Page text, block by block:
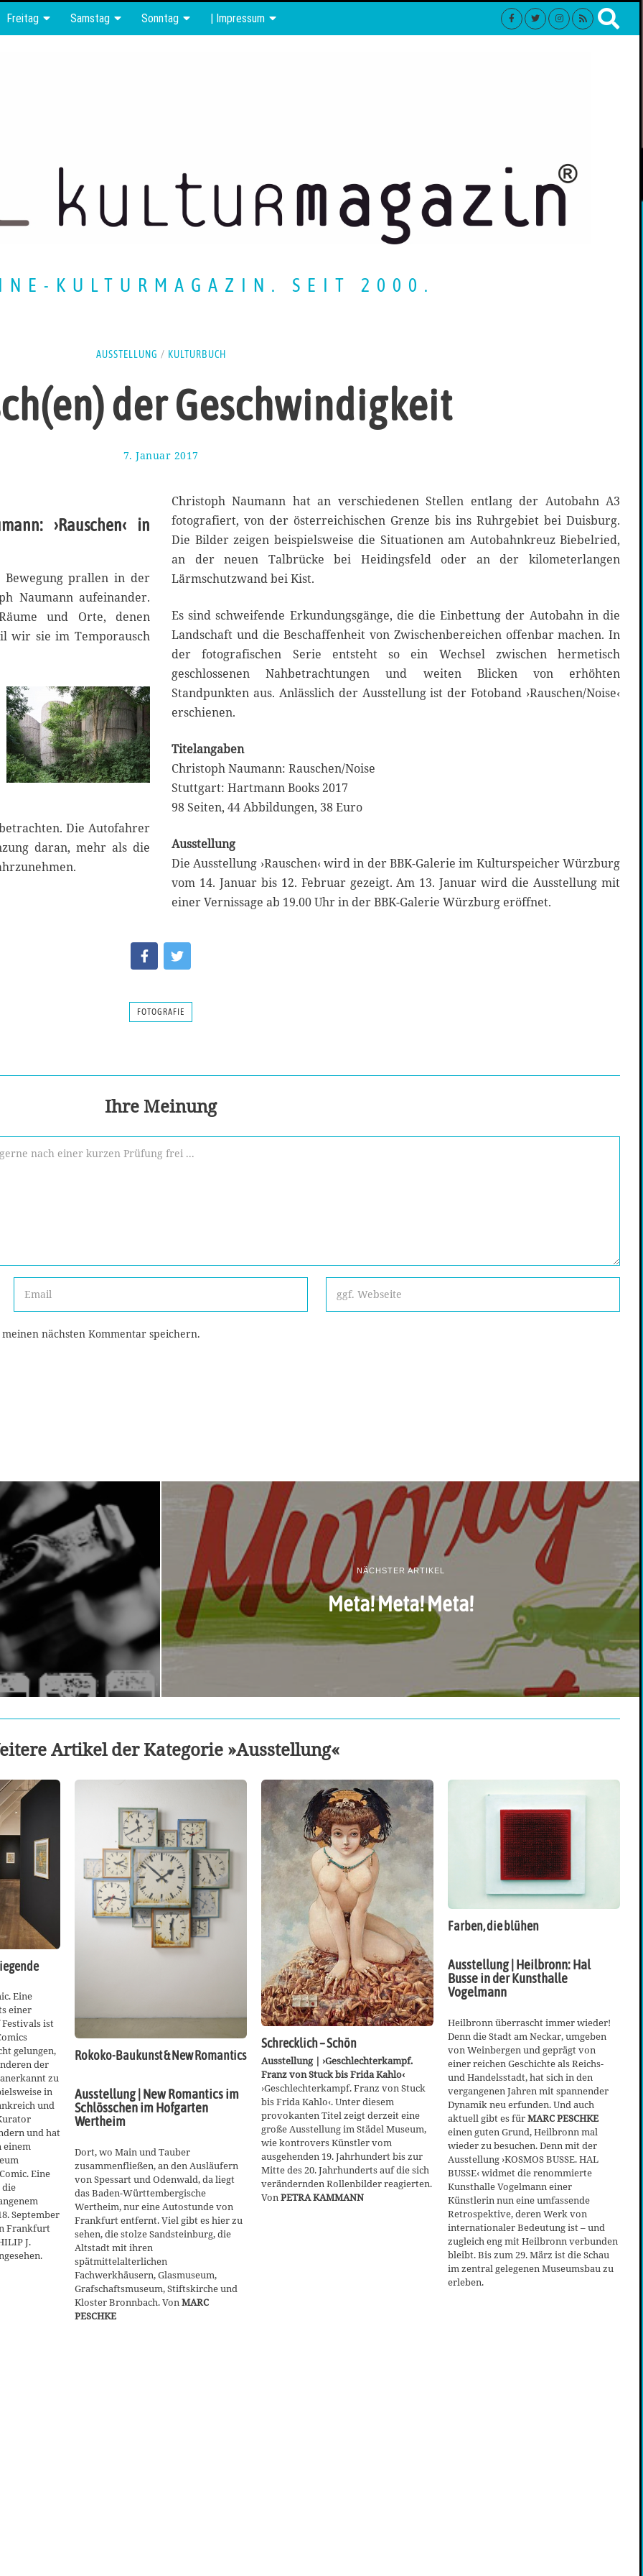
Freitag Samstag Sonntag | Impressum
KULTURMAGAZIN. SEIT 2000.
AUSSTELLUNG / KULTURBUCH
der Geschwindigkeit
7. Januar 2017
J
n
u
a
2
1
›Rauschen‹ in
Bewegung prallen in der
Naumann aufeinander.
und Orte, denen
wir sie im Temporausch
Die Autofahrer
daran, mehr als die
Christoph Naumann hat an verschiedenen Stellen entlang der Autobahn A3
fotografiert, von der österreichischen Grenze bis ins Ruhrgebiet bei Duisburg.
Die Bilder zeigen beispielsweise die Situationen am Autobahnkreuz Biebelried,
an der neuen Talbrücke bei Heidingsfeld oder an der kilometerlangen
Lärmschutzwand bei Kist.
Es sind schweifende Erkundungsgänge, die die Einbettung der Autobahn in die
Landschaft und die Beschaffenheit von Zwischenbereichen offenbar machen. In
der fotografischen Serie entsteht so ein Wechsel zwischen hermetisch
geschlossenen Nahbetrachtungen und weiten Blicken von erhöhten
Standpunkten aus. Anlässlich der Ausstellung ist der Fotoband ›Rauschen/Noise‹
erschienen.
Titelangaben
Christoph Naumann: Rauschen/Noise
Stuttgart: Hartmann Books 2017
98 Seiten, 44 Abbildungen, 38 Euro
Ausstellung
Die Ausstellung ›Rauschen‹ wird in der BBK-Galerie im Kulturspeicher Würzburg
vom 14. Januar bis 12. Februar gezeigt. Am 13. Januar wird die Ausstellung mit
einer Vernissage ab 19.00 Uhr in der BBK-Galerie Würzburg eröffnet.
FOTOGRAFIE
Ihre Meinung
nächsten Kommentar speichern.
NÄCHSTER ARTIKEL
Meta! Meta! Meta!
Artikel der Kategorie »Ausstellung«
Eine
einer
ist
gelungen,
der
zu
in
und
und hat
einem
Eine
die
September
Frankfurt
J.
Rokoko-Baukunst & New Romantics
Ausstellung | New Romantics im
Schlösschen im Hofgarten
Wertheim
Dort, wo Main und Tauber
zusammenfließen, an den Ausläufern
von Spessart und Odenwald, da liegt
das Baden-Württembergische
Wertheim, nur eine Autostunde von
Frankfurt entfernt. Viel gibt es hier zu
sehen, die stolze Sandsteinburg, die
Altstadt mit ihren
spätmittelalterlichen
Fachwerkhäusern, Glasmuseum,
Grafschaftsmuseum, Stiftskirche und
Kloster Bronnbach. VonMARC
PESCHKE
Schrecklich – Schön
Ausstellung | ›Geschlechterkampf.
Franz von Stuck bis Frida Kahlo‹
›Geschlechterkampf. Franz von Stuck
bis Frida Kahlo‹. Unter diesem
provokanten Titel zeigt derzeit eine
große Ausstellung im Städel Museum,
wie kontrovers Künstler vom
ausgehenden 19. Jahrhundert bis zur
Mitte des 20. Jahrhunderts auf die sich
verändernden Rollenbilder reagierten.
VonPETRA KAMMANN
Farben, die blühen
Ausstellung | Heilbronn: Hal
Busse in der Kunsthalle
Vogelmann
Heilbronn überrascht immer wieder!
Denn die Stadt am Neckar, umgeben
von Weinbergen und geprägt von
einer reichen Geschichte als Reichs-
und Handelsstadt, hat sich in den
vergangenen Jahren mit spannender
Dynamik neu erfunden. Und auch
aktuell gibt es fürMARC PESCHKE
einen guten Grund, Heilbronn mal
wieder zu besuchen. Denn mit der
Ausstellung ›KOSMOS BUSSE. HAL
BUSSE‹ widmet die renommierte
Kunsthalle Vogelmann einer
Künstlerin nun eine umfassende
Retrospektive, deren Werk von
internationaler Bedeutung ist – und
zugleich eng mit Heilbronn verbunden
bleibt. Bis zum 29. März ist die Schau
im zentral gelegenen Museumsbau zu
erleben.